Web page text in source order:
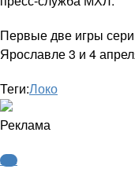
Первые две игры
Ярославле 3 и 4
Теги:Локо
Реклама
КХЛ